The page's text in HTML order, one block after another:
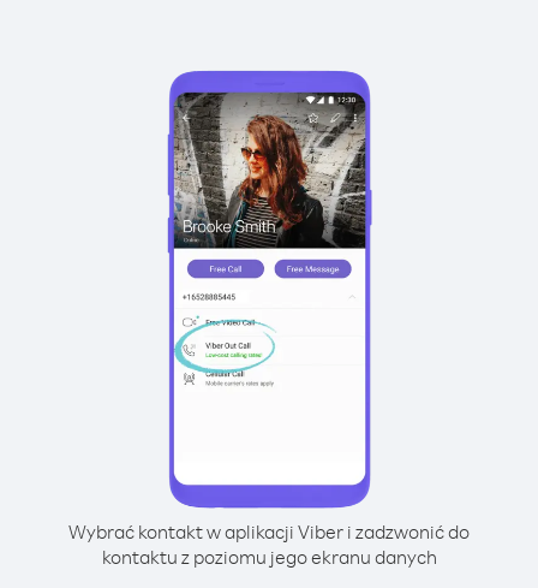
Wybrać kontakt w aplikacji Viber i zadzwonić do
kontaktu z poziomu jego ekranu danych